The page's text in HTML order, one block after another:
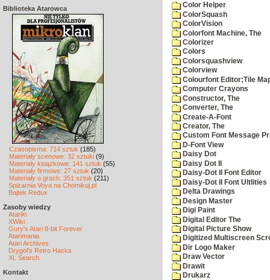
Biblioteka Atarowca
Czasopisma: 714 sztuk (185)
Materiały scenowe: 32 sztuki (9)
Materiały książkowe: 141 sztuk (55)
Materiały firmowe: 27 sztuk (20)
Materiały o grach: 351 sztuk (211)
Spiżarnia Voya na Chomikuj.pl
Bajtek Redux
Zasoby wiedzy
Atariki
XWiki
Gury's Atari 8-bit Forever
Atarimania
Atari Archives
Drygol's Retro Hacks
XL Search
Kontakt
Color Helper
ColorSquash
ColorVision
Colorfont Machine, The
Colorizer
Colors
Colorsquashview
Colorview
Colourfont Editor;Tile
Computer Crayons
Constructor, The
Converter, The
Create-A-Font
Creator, The
Custom Font Message
D-Font View
Daisy Dot
Daisy Dot II
Daisy-Dot II Font Editor
Daisy-Dot II Font Ultlities
Delta Drawings
Design Master
Digi Paint
Digital Editor The
Digital Picture Show
Digitized Multiscreen
Dir Logo Maker
Draw Vector
Drawit
Drukarz